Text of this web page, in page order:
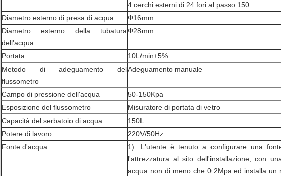
4 cerchi esterni di 24 fori al passo 150
Diametro esterno di presa di acqua
Φ16mm
Diametro esterno della tubatura
dell'acqua
Φ28mm
Portata
10L/min±5%
Metodo di adeguamento del
flussometro
Adeguamento manuale
Campo di pressione dell'acqua
50-150Kpa
Esposizione del flussometro
Misuratore di portata di vetro
Capacità del serbatoio di acqua
150L
Potere di lavoro
220V/50Hz
Fonte d'acqua
1). L'utente è tenuto a configurare una
l'attrezzatura al sito dell'installazione, con
acqua non di meno che 0.2Mpa ed installa un